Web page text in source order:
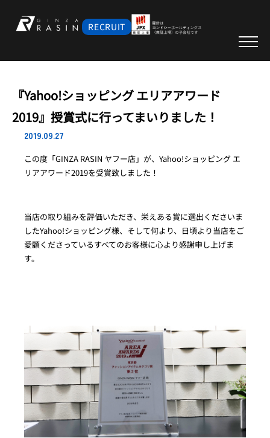
RECRUIT
『Yahoo!ショッピング エリアアワード
2019』授賞式に行ってまいりました！
2019.09.27
この度「GINZA RASIN ヤフー店」が、Yahoo!ショッピング エ
リアアワード2019を受賞致しました！
当店の取り組みを評価いただき、栄えある賞に選出くださいま
したYahoo!ショッピング様、そして何より、日頃より当店をご
愛顧くださっているすべてのお客様に心より感謝申し上げま
す。